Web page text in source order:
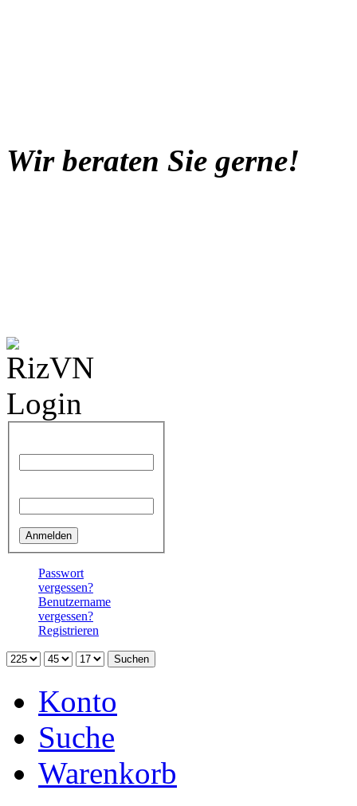
Wir beraten Sie gerne!
Passwort
vergessen?
Benutzername
vergessen?
Registrieren
Konto
Suche
Warenkorb